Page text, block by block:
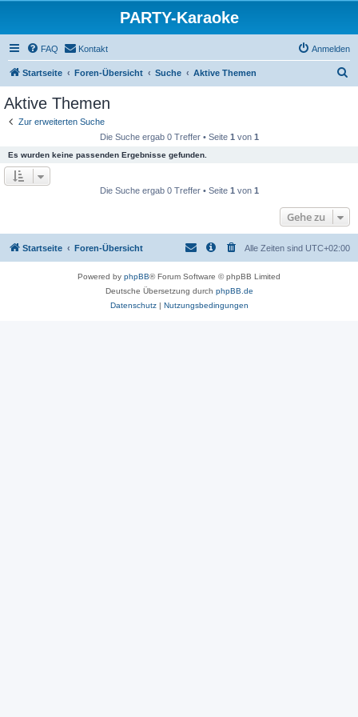
PARTY-Karaoke
FAQ Kontakt Anmelden
Startseite Foren-Übersicht Suche Aktive Themen
Aktive Themen
Zur erweiterten Suche
Die Suche ergab 0 Treffer • Seite 1 von 1
Es wurden keine passenden Ergebnisse gefunden.
Die Suche ergab 0 Treffer • Seite 1 von 1
Gehe zu
Startseite Foren-Übersicht Alle Zeiten sind UTC+02:00
Powered by phpBB® Forum Software © phpBB Limited
Deutsche Übersetzung durch phpBB.de
Datenschutz| Nutzungsbedingungen